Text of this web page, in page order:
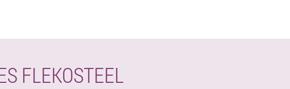
FLEKOSTEEL